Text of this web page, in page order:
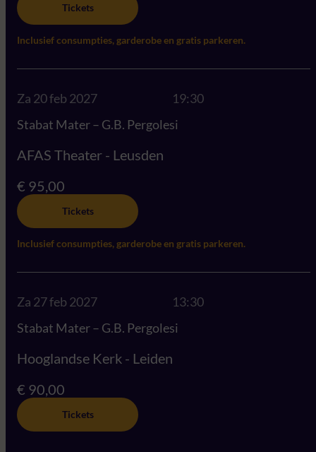
Tickets
Inclusief consumpties, garderobe en gratis parkeren.
Za 20 feb 2027
19:30
Stabat Mater – G.B. Pergolesi
AFAS Theater - Leusden
€ 95,00
Tickets
Inclusief consumpties, garderobe en gratis parkeren.
Za 27 feb 2027
13:30
Stabat Mater – G.B. Pergolesi
Hooglandse Kerk - Leiden
€ 90,00
Tickets